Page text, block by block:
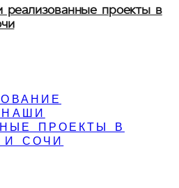
реализованные проекты в
ПРОЕКТЫ В
И СОЧИ